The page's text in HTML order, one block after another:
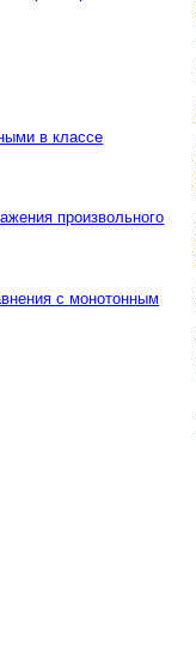
в классе
произвольного
с монотонным